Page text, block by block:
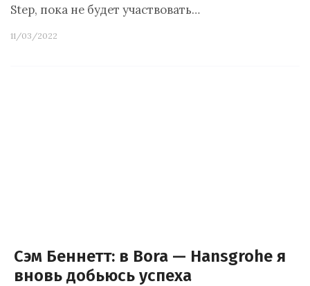
Step, пока не будет участвовать…
11/03/2022
Сэм Беннетт: в Bora — Hansgrohe я
вновь добьюсь успеха